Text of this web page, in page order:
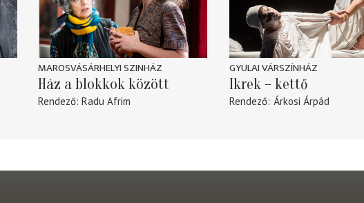
MAROSVÁSÁRHELYI SZINHÁZ
Ház a blokkok között
Rendező Radu Afrim
GYULAI VÁRSZÍNHÁZ
Ikrek – kettő
Rendező Árkosi Árpád